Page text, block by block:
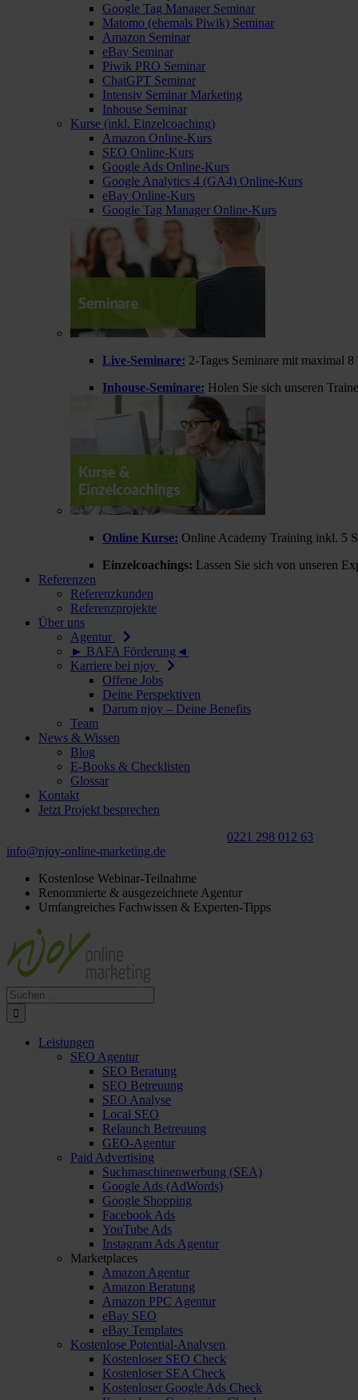
Google Tag Manager Seminar
Matomo (ehemals Piwik) Seminar
Amazon Seminar
eBay Seminar
Piwik PRO Seminar
ChatGPT Seminar
Intensiv Seminar Marketing
Inhouse Seminar
Kurse (inkl. Einzelcoaching)
Amazon Online-Kurs
SEO Online-Kurs
Google Ads Online-Kurs
Google Analytics 4 (GA4) Online-Kurs
eBay Online-Kurs
Google Tag Manager Online-Kurs
Live-Seminare: 2-Tages Seminare mit maximal
Inhouse-Seminare: Holen Sie sich unseren
Online Kurse: Online Academy Training inkl. 5
Einzelcoachings: Lassen Sie sich von unseren
Referenzen
Referenzkunden
Referenzprojekte
Über uns
Agentur
► BAFA Förderung◄
Karriere bei njoy
Offene Jobs
Deine Perspektiven
Darum njoy – Deine Benefits
Team
News & Wissen
Blog
E-Books & Checklisten
Glossar
Kontakt
Jetzt Projekt besprechen
0221 298 012 63
info@njoy‑online‑marketing.de
Kostenlose Webinar-Teilnahme
Renommierte & ausgezeichnete Agentur
Umfangreiches Fachwissen & Experten-Tipps
Suche
nach:
Leistungen
SEO Agentur
SEO Beratung
SEO Betreuung
SEO Analyse
Local SEO
Relaunch Betreuung
GEO-Agentur
Paid Advertising
Suchmaschinenwerbung (SEA)
Google Ads (AdWords)
Google Shopping
Facebook Ads
YouTube Ads
Instagram Ads Agentur
Marketplaces
Amazon Agentur
Amazon Beratung
Amazon PPC Agentur
eBay SEO
eBay Templates
Kostenlose Potential-Analysen
Kostenloser SEO Check
Kostenloser SEA Check
Kostenloser Google Ads Check